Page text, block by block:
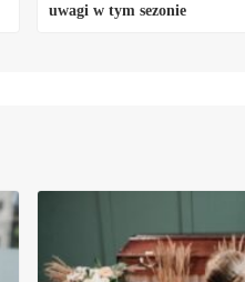
uwagi w tym sezonie